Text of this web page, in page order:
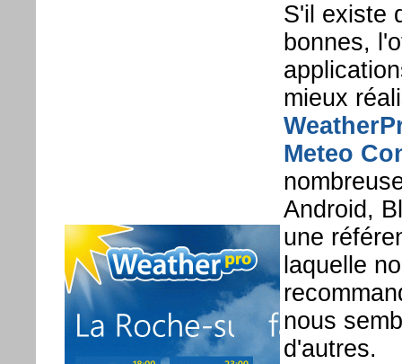
S'il existe
bonnes,
mieux
Meteo
Android,
une
laquelle
nous
d'autres.